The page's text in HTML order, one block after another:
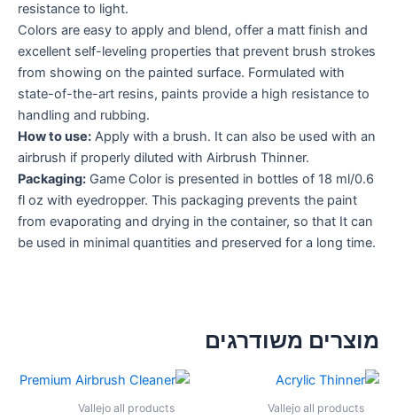
resistance to light.
Colors are easy to apply and blend, offer a matt finish and
excellent self-leveling properties that prevent brush strokes
from showing on the painted surface. Formulated with
state-of-the-art resins, paints provide a high resistance to
handling and rubbing.
How to use: Apply with a brush. It can also be used with an
airbrush if properly diluted with Airbrush Thinner.
Packaging: Game Color is presented in bottles of 18 ml/0.6
fl oz with eyedropper. This packaging prevents the paint
from evaporating and drying in the container, so that It can
be used in minimal quantities and preserved for a long time.
מוצרים משודרגים
Vallejo all products
Vallejo all products